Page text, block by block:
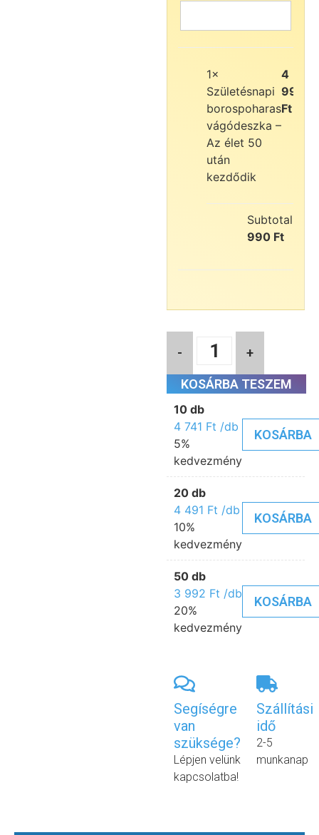
1×
Születésnapi
borospoharas
vágódeszka –
Az élet 50
után
kezdődik
4
990
Ft
Subtotal:
990 Ft
- +
KOSÁRBA TESZEM
10 db
4 741 Ft /db
5%
kedvezmény
KOSÁRBA
20 db
4 491 Ft /db
10%
kedvezmény
KOSÁRBA
50 db
3 992 Ft /db
20%
kedvezmény
KOSÁRBA
Segíségre
van
szüksége?
Lépjen velünk
kapcsolatba!
Szállítási
idő
2-5
munkanap